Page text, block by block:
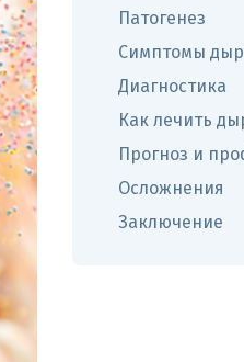
Патогенез
Симптомы
Диагностика
Как лечить
Прогноз и
Осложнения
Заключение